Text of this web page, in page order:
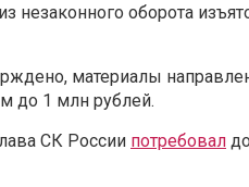
незаконного оборота
материалы
до 1 млн рублей.
СК России потребовал